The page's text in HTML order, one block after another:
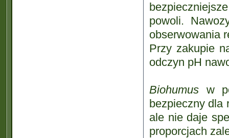
powoli.
obserwowania
Przy zakupie
odczyn pH
Biohumus w
bezpieczny dla
ale nie daje
proporcjach